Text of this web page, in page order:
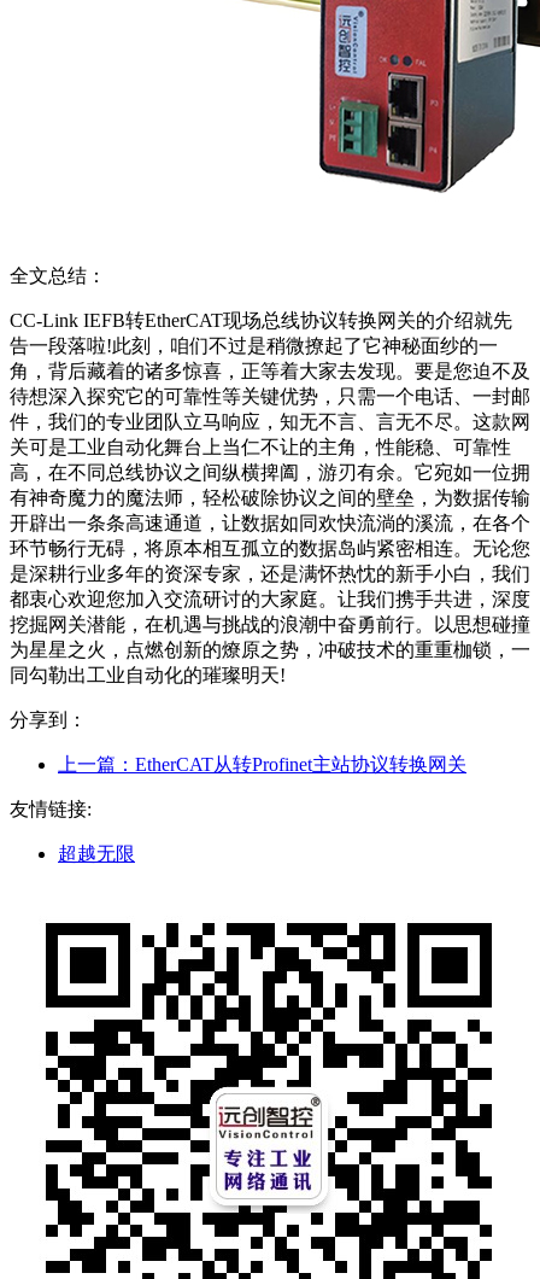
全文总结：
CC-Link IEFB转EtherCAT现场总线协议转换网关的介绍就先
告一段落啦!此刻，咱们不过是稍微撩起了它神秘面纱的一
角，背后藏着的诸多惊喜，正等着大家去发现。要是您迫不及
待想深入探究它的可靠性等关键优势，只需一个电话、一封邮
件，我们的专业团队立马响应，知无不言、言无不尽。这款网
关可是工业自动化舞台上当仁不让的主角，性能稳、可靠性
高，在不同总线协议之间纵横捭阖，游刃有余。它宛如一位拥
有神奇魔力的魔法师，轻松破除协议之间的壁垒，为数据传输
开辟出一条条高速通道，让数据如同欢快流淌的溪流，在各个
环节畅行无碍，将原本相互孤立的数据岛屿紧密相连。无论您
是深耕行业多年的资深专家，还是满怀热忱的新手小白，我们
都衷心欢迎您加入交流研讨的大家庭。让我们携手共进，深度
挖掘网关潜能，在机遇与挑战的浪潮中奋勇前行。以思想碰撞
为星星之火，点燃创新的燎原之势，冲破技术的重重枷锁，一
同勾勒出工业自动化的璀璨明天!
分享到：
上一篇： EtherCAT从转Profinet主站协议转换网关
友情链接:
超越无限